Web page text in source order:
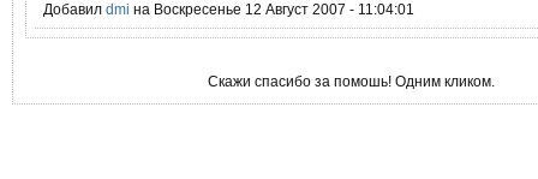
Добавил dmi на Воскресенье 12 Август 2007 - 11:04:01
Скажи спасибо за помошь! Одним кликом.